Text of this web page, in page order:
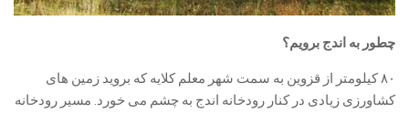
چطور به اندج برویم؟
۸۰ کیلومتر از قزوین به سمت شهر معلم کلایه که بروید زمین های
کشاورزی زیادی در کنار رودخانه اندج به چشم می خورد. مسیر رودخانه